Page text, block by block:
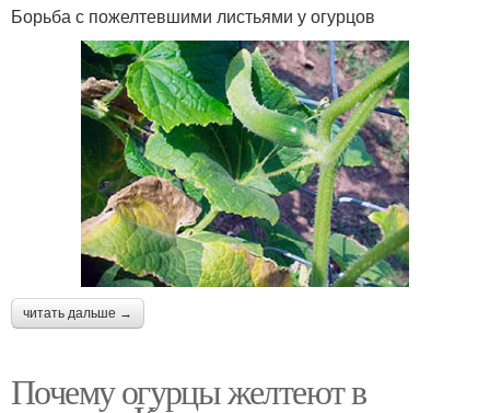
Борьба с пожелтевшими листьями у огурцов
читать дальше →
Почему огурцы желтеют в